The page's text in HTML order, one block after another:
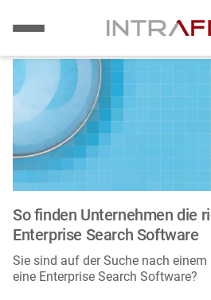
Inhalt
Bild
So finden Unternehmen die
Enterprise Search Software
Sie sind auf der Suche nach
eine Enterprise Search Software?